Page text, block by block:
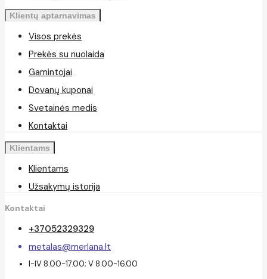
Klientų aptarnavimas
Visos prekės
Prekės su nuolaida
Gamintojai
Dovanų kuponai
Svetainės medis
Kontaktai
Klientams
Klientams
Užsakymų istorija
Kontaktai
+37052329329
metalas@merlana.lt
I-IV 8.00-17.00; V 8.00-16.00